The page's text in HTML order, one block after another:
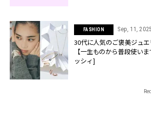
FASHION Sep, 11, 2025
30代に人気のご褒美ジュ
【一生ものから普段使い
ッシィ]